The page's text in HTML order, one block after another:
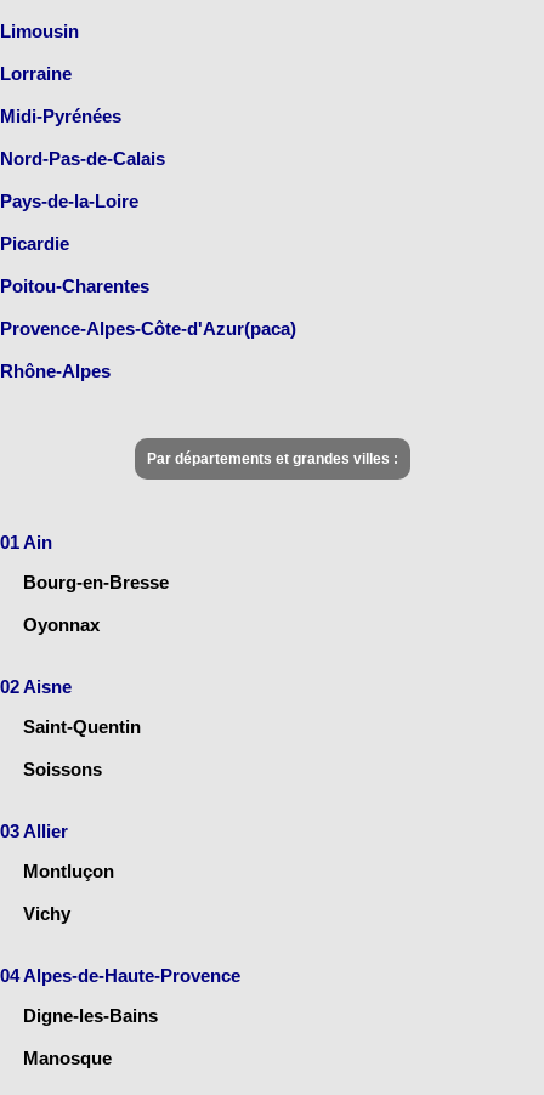
Limousin
Lorraine
Midi-Pyrénées
Nord-Pas-de-Calais
Pays-de-la-Loire
Picardie
Poitou-Charentes
Provence-Alpes-Côte-d'Azur(paca)
Rhône-Alpes
Par départements et grandes villes :
01 Ain
Bourg-en-Bresse
Oyonnax
02 Aisne
Saint-Quentin
Soissons
03 Allier
Montluçon
Vichy
04 Alpes-de-Haute-Provence
Digne-les-Bains
Manosque